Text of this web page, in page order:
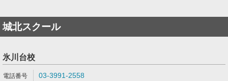
城北スクール
氷川台校
03-3991-2558